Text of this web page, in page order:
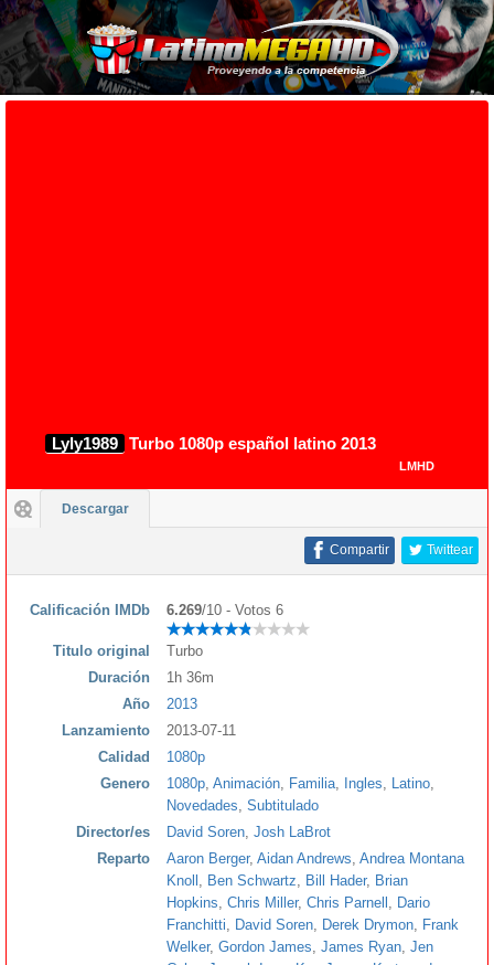
Lyly1989 Turbo 1080p español latino 2013
LMHD
Descargar
Twittear
Compartir
Calificación IMDb 6.269/10 - Votos 6
Titulo original
Turbo
Duración
1h 36m
Año
2013
Lanzamiento
2013-07-11
Calidad
1080p
Genero
1080p Animación Familia Ingles Latino
Novedades Subtitulado
Director/es
David Soren Josh LaBrot
Reparto
Aaron Berger, Aidan Andrews Andrea Montana
Knoll
Ben Schwartz Bill Hader, Brian
Hopkins Chris Miller, Chris Parnell
Dario
Franchitti
David Soren Derek Drymon
Frank
Welker, Gordon James James Ryan Jen